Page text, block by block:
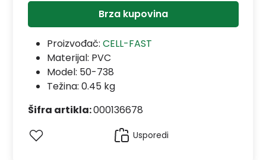
Brza kupovina
Proizvođač: CELL-FAST
Materijal: PVC
Model: 50-738
Težina: 0.45 kg
Šifra artikla:000136678
Usporedi